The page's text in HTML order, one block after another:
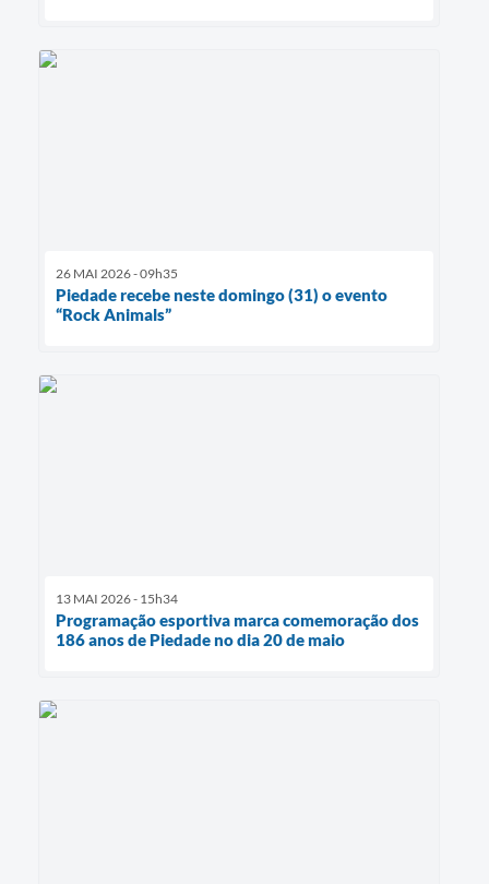
26 MAI 2026 - 09h35
Piedade recebe neste domingo (31) o evento
“Rock Animals”
13 MAI 2026 - 15h34
Programação esportiva marca comemoração dos
186 anos de Piedade no dia 20 de maio